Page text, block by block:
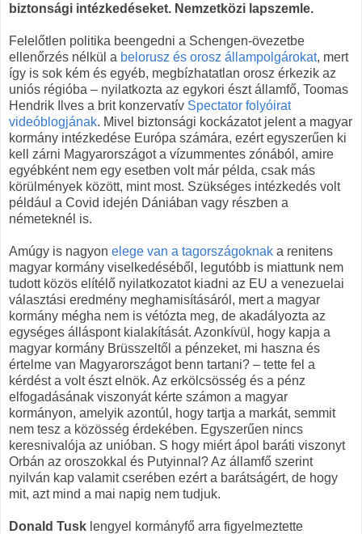
biztonsági intézkedéseket. Nemzetközi lapszemle.
Felelőtlen politika beengedni a Schengen-övezetbe
ellenőrzés nélkül a belorusz és orosz állampolgárokat, mert
így is sok kém és egyéb, megbízhatatlan orosz érkezik az
uniós régióba – nyilatkozta az egykori észt államfő, Toomas
Hendrik Ilves a brit konzervatív Spectator folyóirat
videóblogjának. Mivel biztonsági kockázatot jelent a magyar
kormány intézkedése Európa számára, ezért egyszerűen ki
kell zárni Magyarországot a vízummentes zónából, amire
egyébként nem egy esetben volt már példa, csak más
körülmények között, mint most. Szükséges intézkedés volt
például a Covid idején Dániában vagy részben a
németeknél is.
Amúgy is nagyon elege van a tagországoknak a renitens
magyar kormány viselkedéséből, legutóbb is miattunk nem
tudott közös elítélő nyilatkozatot kiadni az EU a venezuelai
választási eredmény meghamisításáról, mert a magyar
kormány mégha nem is vétózta meg, de akadályozta az
egységes álláspont kialakítását. Azonkívül, hogy kapja a
magyar kormány Brüsszeltől a pénzeket, mi haszna és
értelme van Magyarországot benn tartani? – tette fel a
kérdést a volt észt elnök. Az erkölcsösség és a pénz
elfogadásának viszonyát kérte számon a magyar
kormányon, amelyik azontúl, hogy tartja a markát, semmit
nem tesz a közösség érdekében. Egyszerűen nincs
keresnivalója az unióban. S hogy miért ápol baráti viszonyt
Orbán az oroszokkal és Putyinnal? Az államfő szerint
nyilván kap valamit cserében ezért a barátságért, de hogy
mit, azt mind a mai napig nem tudjuk.
Donald Tusk lengyel kormányfő arra figyelmeztette